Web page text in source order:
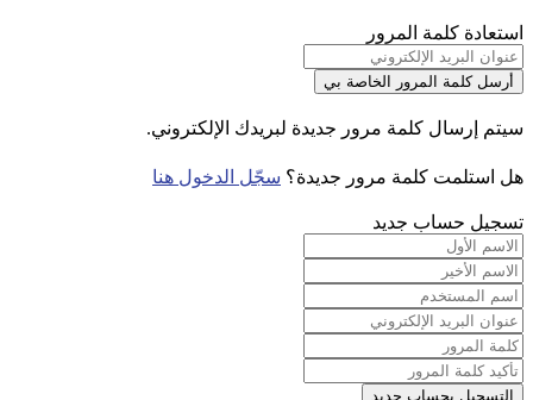
استعادة كلمة المرور
سيتم إرسال كلمة مرور جديدة لبريدك الإلكتروني.
هل استلمت كلمة مرور جديدة؟ سجّل الدخول هنا
تسجيل حساب جديد